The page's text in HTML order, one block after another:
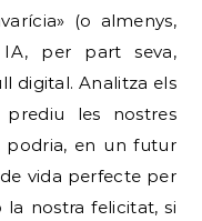
(o almenys,
per part seva,
digital. Analitza els
les nostres
podria, en un futur
vida perfecte per
nostra felicitat, si